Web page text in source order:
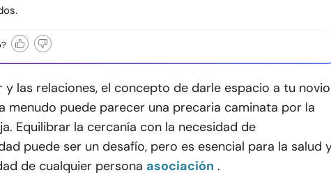
y las relaciones, el concepto de darle espacio a tu novio
menudo puede parecer una precaria caminata por la
Equilibrar la cercanía con la necesidad de
puede ser un desafío, pero es esencial para la salud
de cualquier persona asociación .